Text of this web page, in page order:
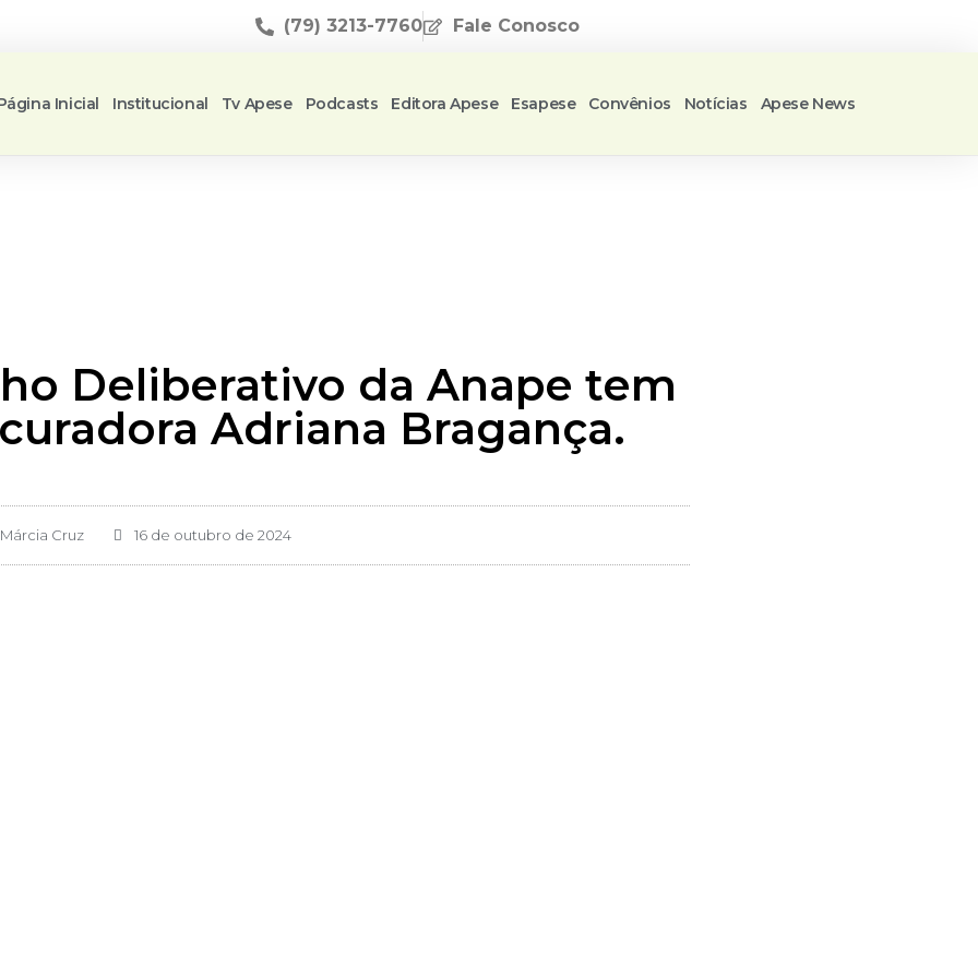
(79) 3213-7760 Fale Conosco
Inicial Institucional Tv Apese Podcasts Editora Apese Esapese Convênios Notícias Apese News
Deliberativo da Anape tem
Adriana Bragança.
Cruz 16 de outubro de 2024